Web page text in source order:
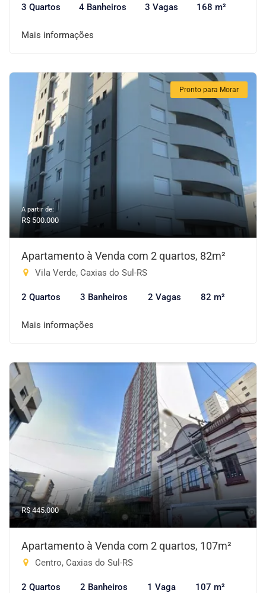
3 Quartos 4 Banheiros 3 Vagas 168 m²
Mais informações
Pronto para Morar
A partir de:
R$ 500.000
Apartamento à Venda com 2 quartos, 82m²
Vila Verde, Caxias do Sul-RS
2 Quartos 3 Banheiros 2 Vagas 82 m²
Mais informações
R$ 445.000
Apartamento à Venda com 2 quartos, 107m²
Centro, Caxias do Sul-RS
2 Quartos 2 Banheiros 1 Vaga 107 m²